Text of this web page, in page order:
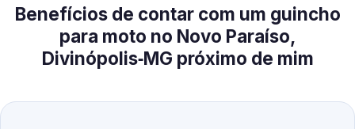
Benefícios de contar com um guincho
para moto no Novo Paraíso,
Divinópolis‑MG próximo de mim